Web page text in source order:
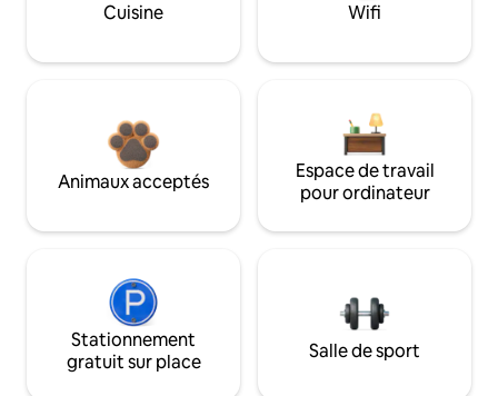
Cuisine Wifi
Animaux acceptés
Espace de travail
pour ordinateur
Stationnement
gratuit sur place
Salle de sport